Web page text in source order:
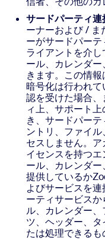
サードパーティ
ーナーおよび / ま
ーがサードパー
ライアントを介
ール、カレンダ
きます。この情
暗号化は行われ
認を受けた場合
ィ上、サポート
き、サードパー
ントリ、ファイ
セスしません。
イセンスを持つ
ール、カレンダ
提供しているか
よびサービスを
ーティサービス
ル、カレンダー
ツ、ヘッダー、
たは処理できるも